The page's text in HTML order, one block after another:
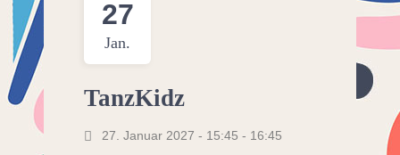
27
Jan.
TanzKidz
27. Januar 2027 - 15:45 - 16:45